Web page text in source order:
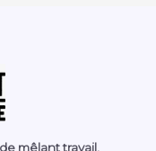
mêlant travail,